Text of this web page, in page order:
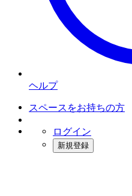
ヘルプ
スペースをお持ちの方
ログイン
新規登録